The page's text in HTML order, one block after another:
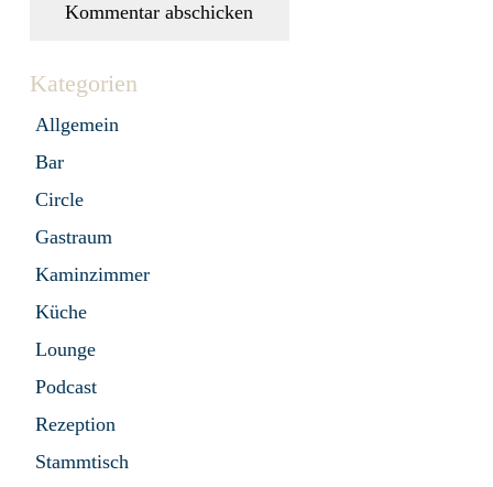
Kommentar abschicken
Kategorien
Allgemein
Bar
Circle
Gastraum
Kaminzimmer
Küche
Lounge
Podcast
Rezeption
Stammtisch